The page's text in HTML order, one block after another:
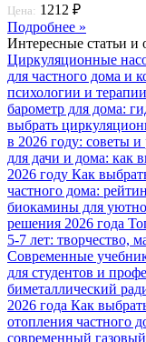
Цена: 1212 ₽
Подробнее »
Интересные статьи и
Циркуляционные
для частного дома и
психологии и
барометр для дома:
выбрать
в 2026 году: советы
для дачи и дома: как
2026 году Как
частного дома:
биокамины для
решения 2026 года
5-7 лет: творчество,
Современные
для студентов и
биметаллический
2026 года Как
отопления частного
современный